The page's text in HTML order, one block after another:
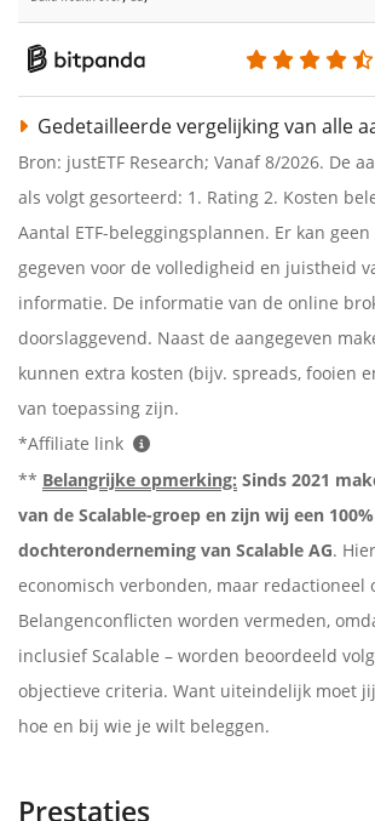
Gedetailleerde vergelijking van alle
Bron: justETF Research; Vanaf 8/2026. De
als volgt gesorteerd: 1. Rating 2. Kosten
Aantal ETF-beleggingsplannen. Er kan
gegeven voor de volledigheid en juistheid
informatie. De informatie van de online
doorslaggevend. Naast de aangegeven
kunnen extra kosten (bijv. spreads, fooien
van toepassing zijn.
*Affiliate link
** Belangrijke opmerking: Sinds 2021
van de Scalable-groep en zijn wij een 100%
dochteronderneming van Scalable AG.
economisch verbonden, maar redactioneel
Belangenconflicten worden vermeden,
inclusief Scalable – worden beoordeeld
objectieve criteria. Want uiteindelijk moet
hoe en bij wie je wilt beleggen.
Prestaties